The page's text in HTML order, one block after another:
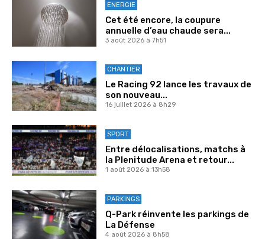
ENERGIE
Cet été encore, la coupure
annuelle d’eau chaude sera...
3 août 2026 à 7h51
CHANTIER
Le Racing 92 lance les travaux de
son nouveau...
16 juillet 2026 à 8h29
SPORT
Entre délocalisations, matchs à
la Plenitude Arena et retour...
1 août 2026 à 13h58
PARKINGS
Q-Park réinvente les parkings de
La Défense
4 août 2026 à 8h58